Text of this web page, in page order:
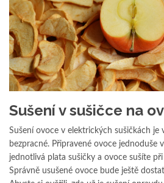
Sušení v sušičce na
Sušení ovoce v elektrických sušičkách je
bezpracné. Připravené ovoce jednoduše
jednotlivá plata sušičky a ovoce sušíte
Správně usušené ovoce bude ještě